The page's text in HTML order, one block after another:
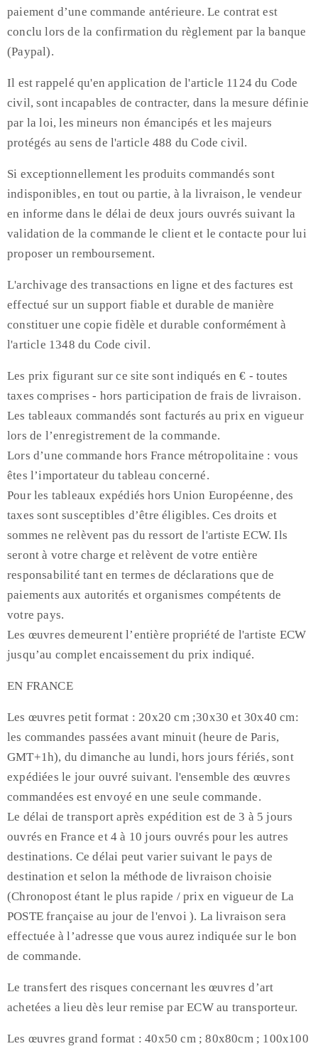
paiement d’une commande antérieure. Le contrat est
conclu lors de la confirmation du règlement par la banque
(Paypal).
Il est rappelé qu'en application de l'article 1124 du Code
civil, sont incapables de contracter, dans la mesure définie
par la loi, les mineurs non émancipés et les majeurs
protégés au sens de l'article 488 du Code civil.
Si exceptionnellement les produits commandés sont
indisponibles, en tout ou partie, à la livraison, le vendeur
en informe dans le délai de deux jours ouvrés suivant la
validation de la commande le client et le contacte pour lui
proposer un remboursement.
L'archivage des transactions en ligne et des factures est
effectué sur un support fiable et durable de manière
constituer une copie fidèle et durable conformément à
l'article 1348 du Code civil.
Les prix figurant sur ce site sont indiqués en € - toutes
taxes comprises - hors participation de frais de livraison.
Les tableaux commandés sont facturés au prix en vigueur
lors de l’enregistrement de la commande.
Lors d’une commande hors France métropolitaine : vous
êtes l’importateur du tableau concerné.
Pour les tableaux expédiés hors Union Européenne, des
taxes sont susceptibles d’être éligibles. Ces droits et
sommes ne relèvent pas du ressort de l'artiste ECW. Ils
seront à votre charge et relèvent de votre entière
responsabilité tant en termes de déclarations que de
paiements aux autorités et organismes compétents de
votre pays.
Les œuvres demeurent l’entière propriété de l'artiste ECW
jusqu’au complet encaissement du prix indiqué.
EN FRANCE
Les œuvres petit format : 20x20 cm ;30x30 et 30x40 cm:
les commandes passées avant minuit (heure de Paris,
GMT+1h), du dimanche au lundi, hors jours fériés, sont
expédiées le jour ouvré suivant. l'ensemble des œuvres
commandées est envoyé en une seule commande.
Le délai de transport après expédition est de 3 à 5 jours
ouvrés en France et 4 à 10 jours ouvrés pour les autres
destinations. Ce délai peut varier suivant le pays de
destination et selon la méthode de livraison choisie
(Chronopost étant le plus rapide / prix en vigueur de La
POSTE française au jour de l'envoi ). La livraison sera
effectuée à l’adresse que vous aurez indiquée sur le bon
de commande.
Le transfert des risques concernant les œuvres d’art
achetées a lieu dès leur remise par ECW au transporteur.
Les œuvres grand format : 40x50 cm ; 80x80cm ; 100x100